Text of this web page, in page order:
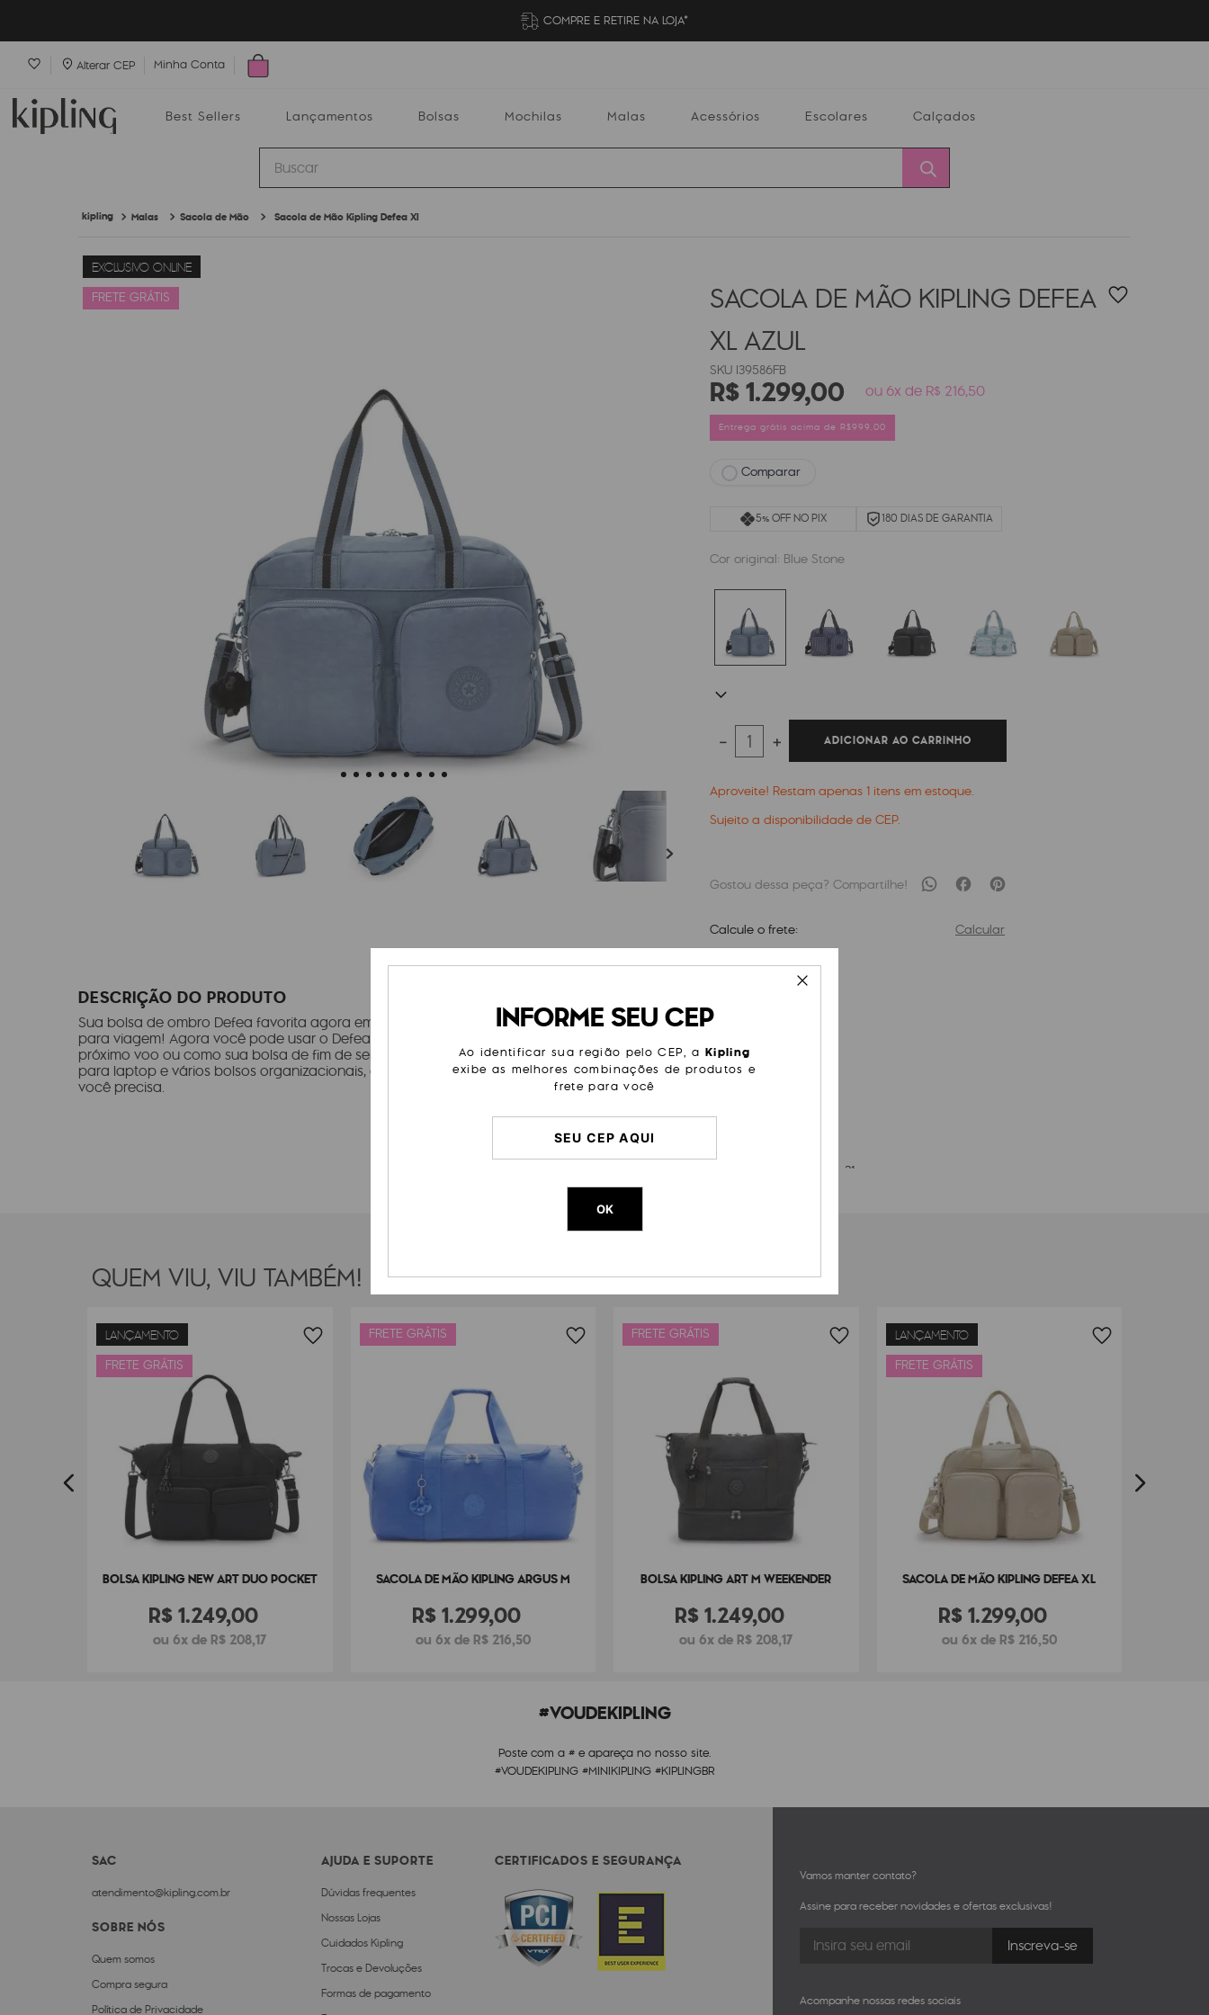
COMPRE E RETIRE NA LOJA*
Alterar CEP Minha Conta
Best Sellers Lançamentos Bolsas Mochilas Malas Acessórios Escolares Calçados
Buscar
Malas Sacola de Mão Sacola de Mão Kipling Defea Xl
EXCLUSIVO ONLINE
FRETE GRÁTIS
SACOLA DE MÃO KIPLING DEFEA
XLAZUL
I39586FB
R$1.299,00 ou 6x de R$ 216,50
Entrega grátis acima de R$999,00
Comparar
5% OFF NO PIX 180 DIAS DE GARANTIA
Cor original: Blue Stone
＋
－ ADICIONAR AO CARRINHO
Aproveite! Restam apenas1 itens em estoque.
Sujeito a disponibilidade de CEP.
Calcule o frete: Calcular
DESCRIÇÃO DO PRODUTO
Sua bolsa de ombro Defea favorita agora em um tamanho muito maior e pronto
para viagem! Agora você pode usar o Defea XL como seu item pessoal para seu
próximo voo ou como sua bolsa de fim de semana. Com uma capa protetora
para laptop e vários bolsos organizacionais, o Defea Extra Large tem tudo que
você precisa.
Cor
Tamanho
Litragem
21cm
QUEM VIU, VIU TAMBÉM!
LANÇAMENTO
FRETE GRÁTIS
BOLSA KIPLING NEW ART DUO POCKET
R$1.249,00
ou 6x de R$ 208,17
FRETE GRÁTIS
SACOLA DE MÃO KIPLING ARGUS M
R$1.299,00
ou 6x de R$ 216,50
FRETE GRÁTIS
BOLSA KIPLING ART M WEEKENDER
R$1.249,00
ou 6x de R$ 208,17
LANÇAMENTO
FRETE GRÁTIS
SACOLA DE MÃO KIPLING DEFEA XL
R$1.299,00
ou 6x de R$ 216,50
#VOUDEKIPLING
Poste com a # e apareça no nosso site.
#VOUDEKIPLING #MINIKIPLING #KIPLINGBR
SAC
atendimento@kipling.com.br
SOBRE NÓS
Quem somos
Compra segura
Política de Privacidade
AJUDA E SUPORTE
Dúvidas frequentes
Nossas Lojas
Cuidados Kipling
Trocas e Devoluções
Formas de pagamento
CERTIFICADOS E SEGURANÇA
Vamos manter contato?
Assine para receber novidades e ofertas exclusivas!
Acompanhe nossas redes sociais
INFORME SEU CEP
Ao identificar sua região pelo CEP, a Kipling
exibe as melhores combinações de produtos e
frete para você
OK